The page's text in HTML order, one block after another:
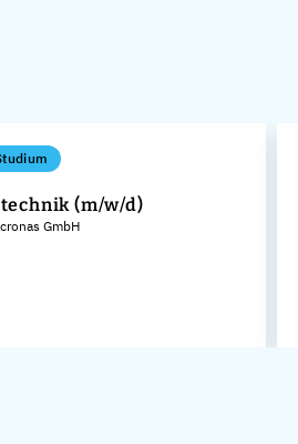
(m/w/d)
GmbH